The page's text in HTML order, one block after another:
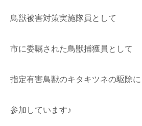
鳥獣被害対策実施隊員として
市に委嘱された鳥獣捕獲員として
指定有害鳥獣のキタキツネの駆除に
参加しています♪